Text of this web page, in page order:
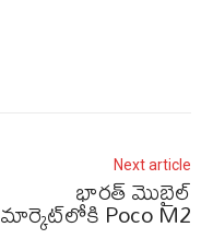
Next article
భారత్‌ మొబైల్‌
మార్కెట్‌లోకి Poco M2